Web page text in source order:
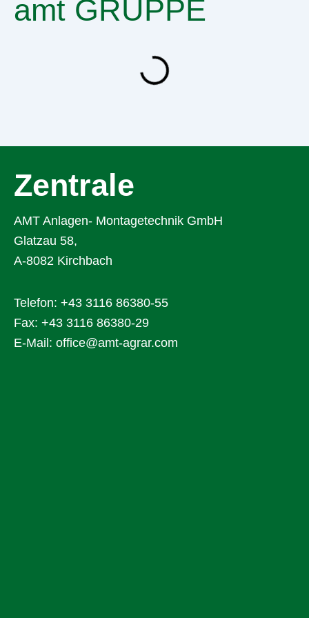
amt GRUPPE
Zentrale
AMT Anlagen- Montagetechnik GmbH
Glatzau 58,
A-8082 Kirchbach
Telefon: +43 3116 86380-55
Fax: +43 3116 86380-29
E-Mail: office@amt-agrar.com